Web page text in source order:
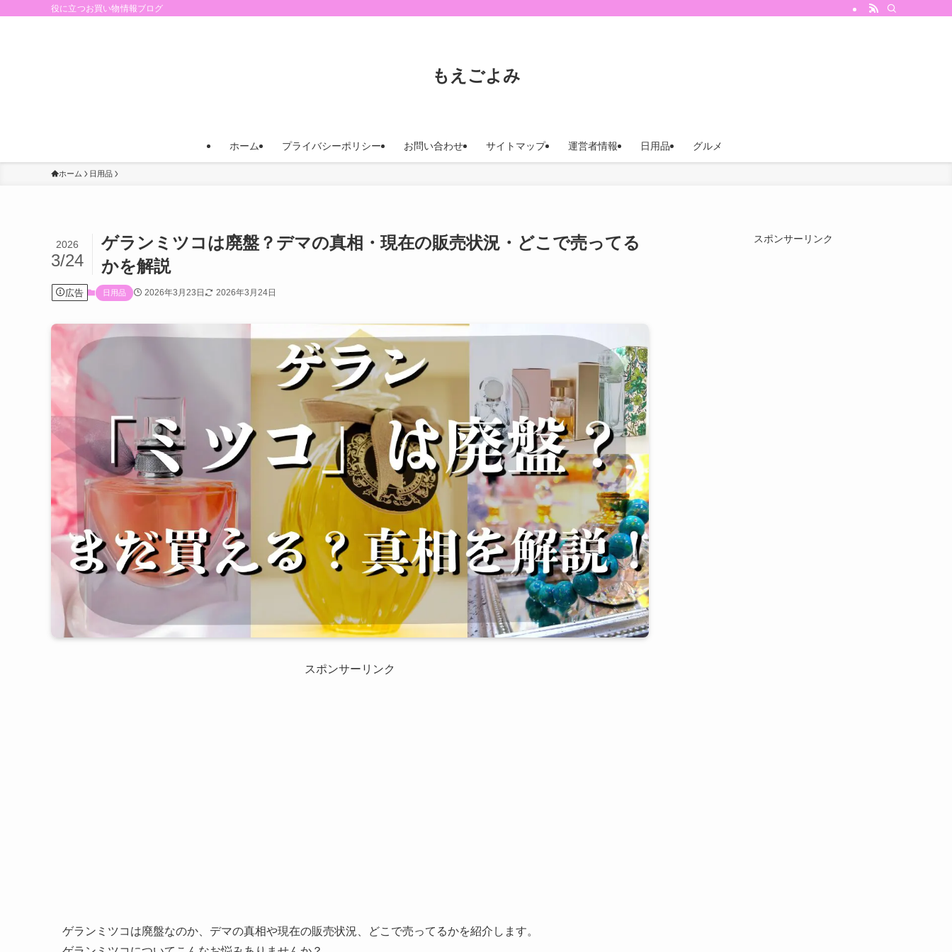
役に立つお買い物情報ブログ
もえごよみ
ホーム プライバシーポリシー お問い合わせ サイトマップ 運営者情報 日用品 グルメ
ホーム 日用品
ゲランミツコは廃盤？デマの真相・現在の販売状況・どこで売ってる
かを解説
2026
3/24
広告 日用品 2026年3月23日 2026年3月24日
スポンサーリンク
ゲランミツコは廃盤なのか、デマの真相や現在の販売状況、どこで売ってるかを紹介します。
スポンサーリンク